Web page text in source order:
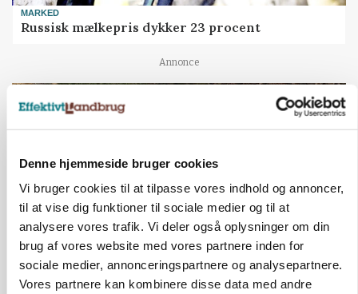
Denne hjemmeside bruger cookies
Vi bruger cookies til at tilpasse vores indhold og annoncer,
til at vise dig funktioner til sociale medier og til at
analysere vores trafik. Vi deler også oplysninger om din
brug af vores website med vores partnere inden for
sociale medier, annonceringspartnere og analysepartnere.
Vores partnere kan kombinere disse data med andre
MARKED
Russisk mælkepris dykker 23 procent
Annonce
BUSINESS